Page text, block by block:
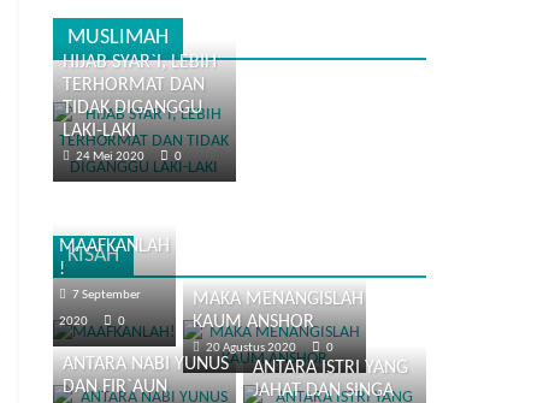
MUSLIMAH
HIJAB SYAR`I, LEBIH
TERHORMAT DAN
TIDAK DIGANGGU
LAKI-LAKI
24 Mei 2020 0
KISAH
MAAFKANLAH
!
7 September
2020
0
MAKA MENANGISLAH
KAUM ANSHOR
20 Agustus 2020 0
ANTARA NABI YUNUS
DAN FIR`AUN
ANTARA ISTRI YANG
JAHAT DAN SINGA